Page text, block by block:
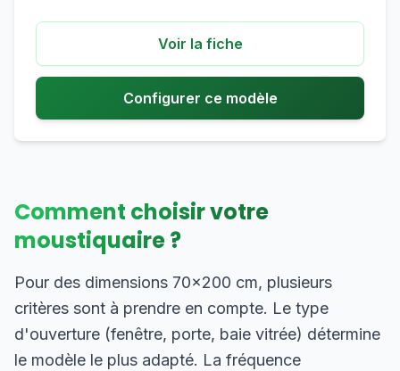
Voir la fiche
Configurer ce modèle
Comment choisir votre
moustiquaire ?
Pour des dimensions 70×200 cm, plusieurs
critères sont à prendre en compte. Le type
d'ouverture (fenêtre, porte, baie vitrée) détermine
le modèle le plus adapté. La fréquence